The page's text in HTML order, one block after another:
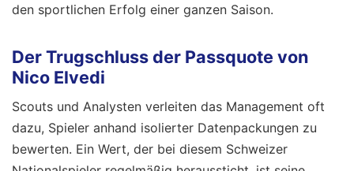
den sportlichen Erfolg einer ganzen Saison.
Der Trugschluss der Passquote von
Nico Elvedi
Scouts und Analysten verleiten das Management oft
dazu, Spieler anhand isolierter Datenpackungen zu
bewerten. Ein Wert, der bei diesem Schweizer